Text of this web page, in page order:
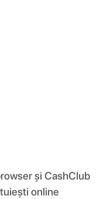
și CashClub
online